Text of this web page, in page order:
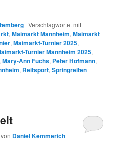
|Verschlagwortet mit
,Maimarkt Mannheim,Maimarkt
,Maimarkt-Turnier 2025,
Turnier Mannheim 2025,
,Mary-Ann Fuchs, Peter Hofmann,
, Reitsport,Springreiten |
von Daniel Kemmerich